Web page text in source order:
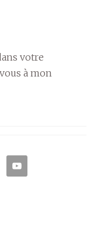
votre
à mon